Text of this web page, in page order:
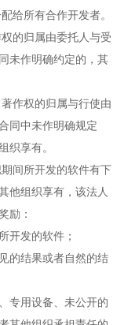
给所有合作开发者。
的归属由委托人与受
未作明确约定的，其
作权的归属与行使由
同中未作明确规定
织享有。
间所开发的软件有下
他组织享有，该法人
励：
开发的软件；
的结果或者自然的结
专用设备、未公开的